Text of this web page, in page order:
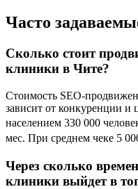
Часто
Сколько стоит
клиники в Чите?
Стоимость SEO-
зависит от конкуренции и
населением 330 000
мес. При среднем чеке 5
Через сколько
клиники выйдет в